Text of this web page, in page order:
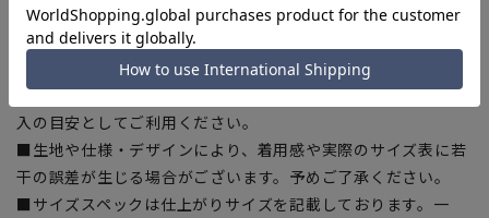
【商品に関するご注意】
■商品画像はサンプルのため、色味やサイズ等の仕様に変更が
ある場合がございますので、予めご了承ください。
■ゆとり感には個人差があります。サイズ表を確認の上、ご購
入の目安としてご利用ください。
■生地や仕様・デザインにより、着用感や実際のサイズ表に若
干の誤差が生じる場合がございます。予めご了承ください。
■サイズスペックは仕上がりサイズを記載しております。一